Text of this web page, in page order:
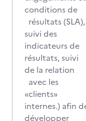
conditions de
résultats (SLA),
suivi des
indicateurs de
résultats, suivi
de la relation
avec les
«clients»
internes.) afin
développer